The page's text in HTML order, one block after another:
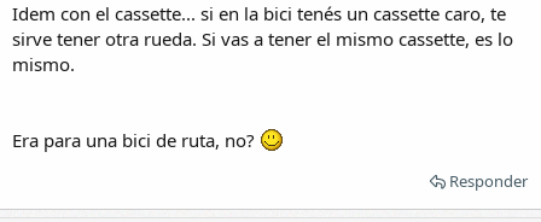
Idem con el cassette... si en la bici tenés un cassette caro, te
sirve tener otra rueda. Si vas a tener el mismo cassette, es lo
mismo.
Era para una bici de ruta, no?
Responder